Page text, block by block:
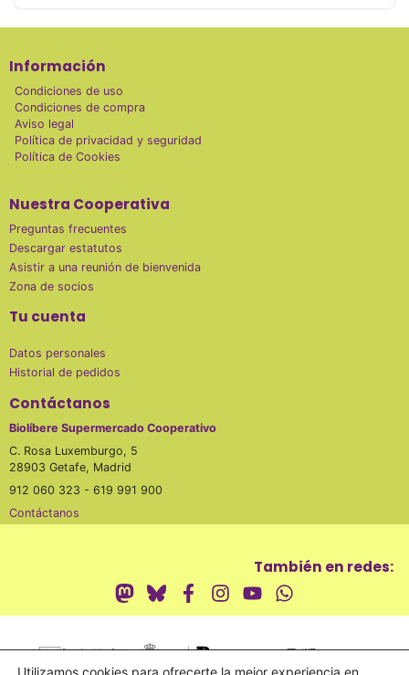
Información
Condiciones de uso
Condiciones de compra
Aviso legal
Política de privacidad y seguridad
Política de Cookies
Nuestra Cooperativa
Preguntas frecuentes
Descargar estatutos
Asistir a una reunión de bienvenida
Zona de socios
Tu cuenta
Datos personales
Historial de pedidos
Contáctanos
Biolíbere Supermercado Cooperativo
C. Rosa Luxemburgo, 5
28903 Getafe, Madrid
912 060 323 - 619 991 900
Contáctanos
También en redes:
Utilizamos cookies para ofrecerte la mejor experiencia en